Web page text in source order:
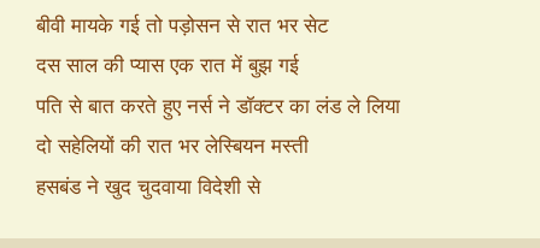
बीवी मायके गई तो पड़ोसन से रात भर सेट
दस साल की प्यास एक रात में बुझ गई
पति से बात करते हुए नर्स ने डॉक्टर का लंड ले लिया
दो सहेलियों की रात भर लेस्बियन मस्ती
हसबंड ने खुद चुदवाया विदेशी से